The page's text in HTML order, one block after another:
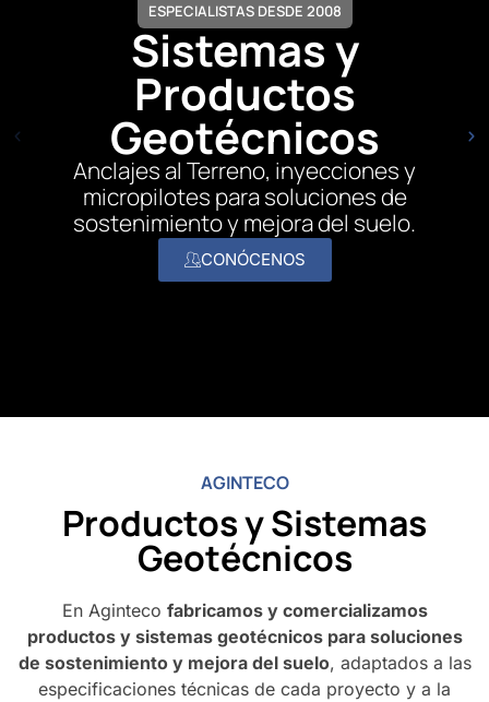
ESPECIALISTAS DESDE 2008
Sistemas y
Productos
Geotécnicos
Anclajes al Terreno, inyecciones y
micropilotes para soluciones de
sostenimiento y mejora del suelo.
CONÓCENOS
AGINTECO
Productos y Sistemas
Geotécnicos
En Aginteco fabricamos y comercializamos
productos y sistemas geotécnicos para soluciones
de sostenimiento y mejora del suelo, adaptados a las
especificaciones técnicas de cada proyecto y a la